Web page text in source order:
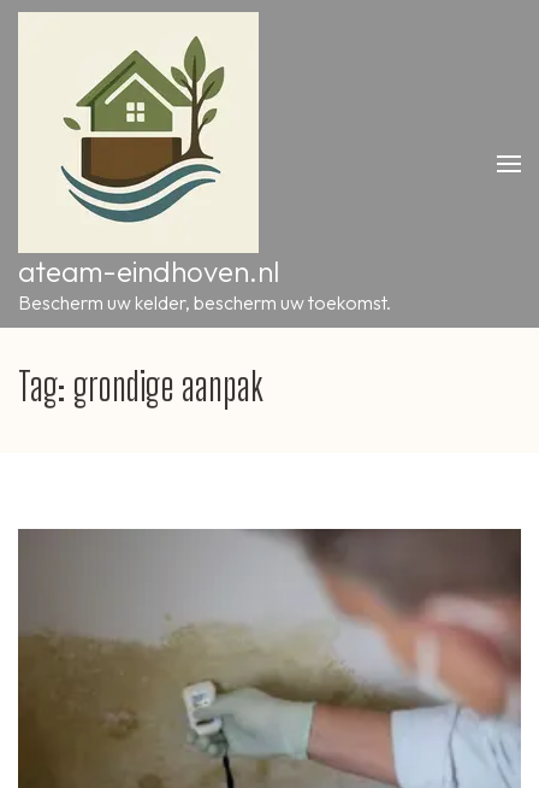
Ga
ateam-eindhoven.nl
Bescherm uw kelder, bescherm uw toekomst.
Tag: grondige aanpak